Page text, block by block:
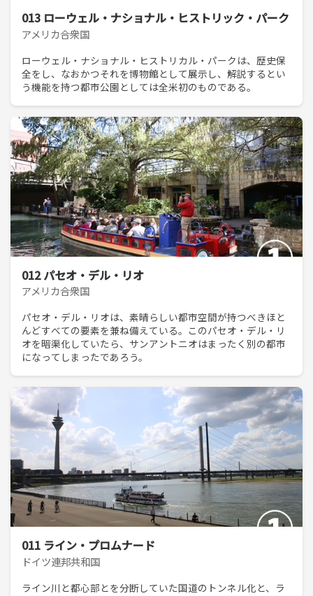
013 ローウェル・ナショナル・ヒストリック・パーク
アメリカ合衆国
ローウェル・ナショナル・ヒストリカル・パークは、歴史保
全をし、なおかつそれを博物館として展示し、解説するとい
う機能を持つ都市公園としては全米初のものである。
012 パセオ・デル・リオ
アメリカ合衆国
パセオ・デル・リオは、素晴らしい都市空間が持つべきほと
んどすべての要素を兼ね備えている。このパセオ・デル・リ
オを暗渠化していたら、サンアントニオはまったく別の都市
になってしまったであろう。
011 ライン・プロムナード
ドイツ連邦共和国
ライン川と都心部とを分断していた国道のトンネル化と、ラ